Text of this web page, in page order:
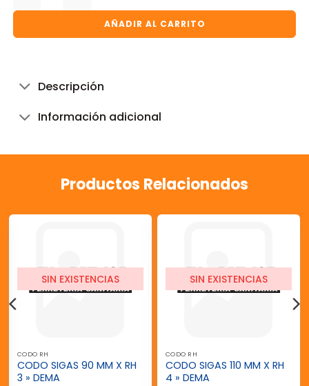
AÑADIR AL CARRITO
Descripción
Información adicional
Productos Relacionados
SIN EXISTENCIAS
CODO RH
CODO SIGAS 90 MM X RH
3 » DEMA
SIN EXISTENCIAS
CODO RH
CODO SIGAS 110 MM X RH
4 » DEMA